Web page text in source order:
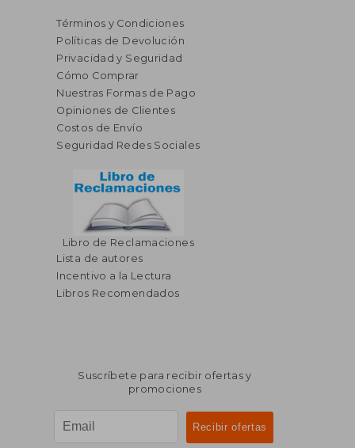
Términos y Condiciones
Políticas de Devolución
Privacidad y Seguridad
Cómo Comprar
Nuestras Formas de Pago
Opiniones de Clientes
Costos de Envío
Seguridad Redes Sociales
Libro de Reclamaciones
Lista de autores
Incentivo a la Lectura
Libros Recomendados
Suscríbete para recibir ofertas y
promociones